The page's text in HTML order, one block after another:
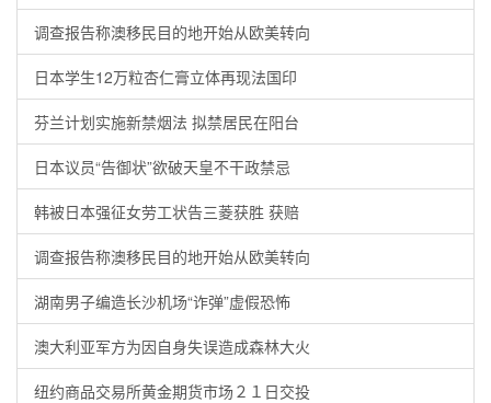
调查报告称澳移民目的地开始从欧美转向
日本学生12万粒杏仁膏立体再现法国印
芬兰计划实施新禁烟法 拟禁居民在阳台
日本议员“告御状”欲破天皇不干政禁忌
韩被日本强征女劳工状告三菱获胜 获赔
调查报告称澳移民目的地开始从欧美转向
湖南男子编造长沙机场“诈弹”虚假恐怖
澳大利亚军方为因自身失误造成森林大火
纽约商品交易所黄金期货市场２１日交投